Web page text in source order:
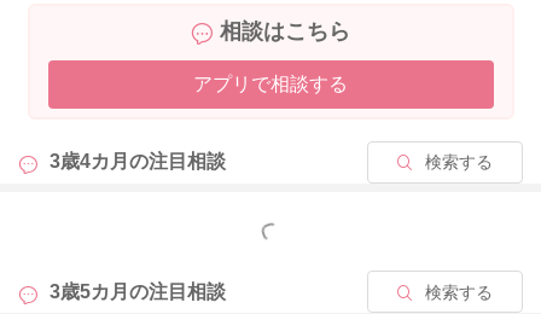
どうぞよろしくおねがいします。
2022/1/31 9:05
相談はこちら
アプリで相談する
3歳4カ月の注目相談 検索する
もっと見る
3歳5カ月の注目相談 検索する